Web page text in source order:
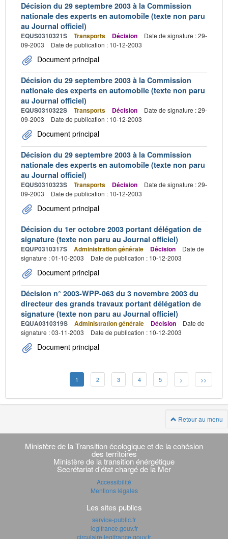
Décision du 29 septembre 2003 à la Commission
nationale des experts en automobile (texte non paru
au Journal officiel)
EQUS0310321S Transports Décision
Date de signature : 29-
09-2003
Date de publication : 10-12-2003
Document principal
Décision du 29 septembre 2003 à la Commission
nationale des experts en automobile (texte non paru
au Journal officiel)
EQUS0310322S Transports Décision
Date de signature : 29-
09-2003
Date de publication : 10-12-2003
Document principal
Décision du 29 septembre 2003 à la Commission
nationale des experts en automobile (texte non paru
au Journal officiel)
EQUS0310323S Transports Décision
Date de signature : 29-
09-2003
Date de publication : 10-12-2003
Document principal
Décision du 1er octobre 2003 portant délégation de
signature (texte non paru au Journal officiel)
EQUP0310317S Administration générale Décision
Date de
signature : 01-10-2003
Date de publication : 10-12-2003
Document principal
Décision n° 2003-WPP-063 du 3 novembre 2003 du
directeur des grands travaux portant délégation de
signature (texte non paru au Journal officiel)
EQUA0310319S Administration générale Décision
Date de
signature : 03-11-2003
Date de publication : 10-12-2003
Document principal
1 2 3 4 5 > >>
Retour au menu
Navigation
transverse
Ministère de la Transition écologique et de la cohésion
des territoires
Ministère de la transition énérgétique
Secrétariat d'état chargé de la Mer
Accessibilité
Mentions légales
Les sites publics
service-public.fr
legifrance.gouv.fr
circulaire.legifrance.gouv.fr